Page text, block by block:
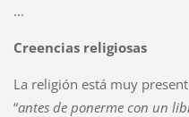
...
Creencias religiosas
La religión está muy
“antes de ponerme con un